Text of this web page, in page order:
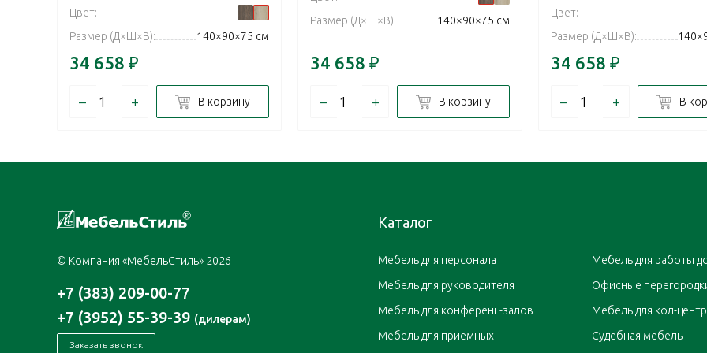
Цвет:
Размер (Д×Ш×В):
140×90×75 см
34 658 ₽
– + В корзину
Размер (Д×Ш×В):
140×90×75 см
34 658 ₽
– + В корзину
Цвет:
Размер (Д×Ш×В):
34 658 ₽
– + В
© Компания «МебельСтиль» 2026
+7 (383) 209-00-77
+7 (3952) 55-39-39 (дилерам)
Заказать звонок
Каталог
Мебель для персонала
Мебель для руководителя
Мебель для конференц-залов
Мебель для приемных
Мебель для работы
Офисные
Мебель для кол-
Судебная мебель